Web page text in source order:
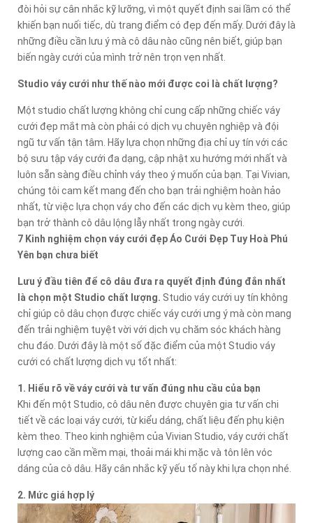
đòi hỏi sự cân nhắc kỹ lưỡng, vì một quyết định sai lầm có thể
khiến bạn nuối tiếc, dù trang điểm có đẹp đến mấy. Dưới đây là
những điều cần lưu ý mà cô dâu nào cũng nên biết, giúp bạn
biến ngày cưới của mình trở nên trọn vẹn nhất.
Studio váy cưới như thế nào mới được coi là chất lượng?
Một studio chất lượng không chỉ cung cấp những chiếc váy
cưới đẹp mắt mà còn phải có dịch vụ chuyên nghiệp và đội
ngũ tư vấn tận tâm. Hãy lựa chọn những địa chỉ uy tín với các
bộ sưu tập váy cưới đa dạng, cập nhật xu hướng mới nhất và
luôn sẵn sàng điều chỉnh váy theo ý muốn của bạn. Tại Vivian,
chúng tôi cam kết mang đến cho bạn trải nghiệm hoàn hảo
nhất, từ việc lựa chọn váy cho đến các dịch vụ kèm theo, giúp
bạn trở thành cô dâu lộng lẫy nhất trong ngày cưới.
7 Kinh nghiệm chọn váy cưới đẹp Áo Cưới Đẹp Tuy Hoà Phú
Yên bạn chưa biết
Lưu ý đầu tiên để cô dâu đưa ra quyết định đúng đắn nhất
là chọn một Studio chất lượng. Studio váy cưới uy tín không
chỉ giúp cô dâu chọn được chiếc váy cưới ưng ý mà còn mang
đến trải nghiệm tuyệt vời với dịch vụ chăm sóc khách hàng
chu đáo. Dưới đây là một số đặc điểm của một Studio váy
cưới có chất lượng dịch vụ tốt nhất:
1. Hiểu rõ về váy cưới và tư vấn đúng nhu cầu của bạn
Khi đến một Studio, cô dâu nên được chuyên gia tư vấn chi
tiết về các loại váy cưới, từ kiểu dáng, chất liệu đến phụ kiện
kèm theo. Theo kinh nghiệm của Vivian Studio, váy cưới chất
lượng cao cần mềm mại, thoải mái khi mặc và tôn lên vóc
dáng của cô dâu. Hãy cân nhắc kỹ yếu tố này khi lựa chọn nhé.
2. Mức giá hợp lý